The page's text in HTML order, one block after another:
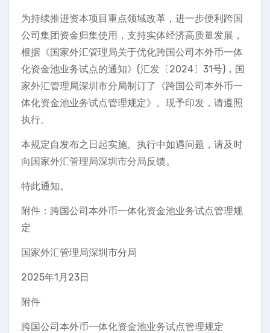
为持续推进资本项目重点领域改革，进一步便利跨国
公司集团资金归集使用，支持实体经济高质量发展，
根据《国家外汇管理局关于优化跨国公司本外币一体
化资金池业务试点的通知》(汇发〔2024〕31号)，国
家外汇管理局深圳市分局制订了《跨国公司本外币一
体化资金池业务试点管理规定》。现予印发，请遵照
执行。
本规定自发布之日起实施。执行中如遇问题，请及时
向国家外汇管理局深圳市分局反馈。
特此通知。
附件：跨国公司本外币一体化资金池业务试点管理规
定
国家外汇管理局深圳市分局
2025年1月23日
附件
跨国公司本外币一体化资金池业务试点管理规定